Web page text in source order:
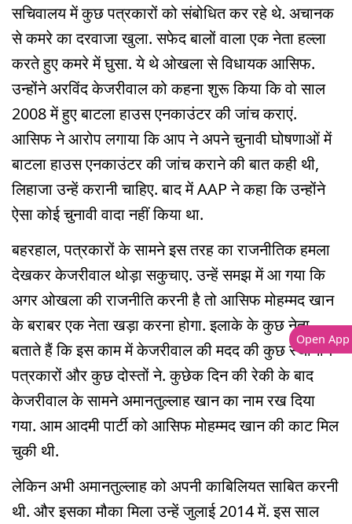
सचिवालय में कुछ पत्रकारों को संबोधित कर रहे थे. अचानक
से कमरे का दरवाजा खुला. सफेद बालों वाला एक नेता हल्ला
करते हुए कमरे में घुसा. ये थे ओखला से विधायक आसिफ.
उन्होंने अरविंद केजरीवाल को कहना शुरू किया कि वो साल
2008 में हुए बाटला हाउस एनकाउंटर की जांच कराएं.
आसिफ ने आरोप लगाया कि आप ने अपने चुनावी घोषणाओं में
बाटला हाउस एनकाउंटर की जांच कराने की बात कही थी,
लिहाजा उन्हें करानी चाहिए. बाद में AAP ने कहा कि उन्होंने
ऐसा कोई चुनावी वादा नहीं किया था.
बहरहाल, पत्रकारों के सामने इस तरह का राजनीतिक हमला
देखकर केजरीवाल थोड़ा सकुचाए. उन्हें समझ में आ गया कि
अगर ओखला की राजनीति करनी है तो आसिफ मोहम्मद खान
के बराबर एक नेता खड़ा करना होगा. इलाके के कुछ नेता
बताते हैं कि इस काम में केजरीवाल की मदद की कुछ स्थानीय
पत्रकारों और कुछ दोस्तों ने. कुछेक दिन की रेकी के बाद
केजरीवाल के सामने अमानतुल्लाह खान का नाम रख दिया
गया. आम आदमी पार्टी को आसिफ मोहम्मद खान की काट मिल
चुकी थी.
लेकिन अभी अमानतुल्लाह को अपनी काबिलियत साबित करनी
थी. और इसका मौका मिला उन्हें जुलाई 2014 में. इस साल
Open App